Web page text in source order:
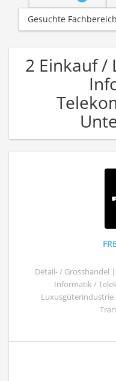
Gesuchte
2 Einkauf /
Detail- / Grosshandel
Informatik /
Luxusgüterindustrie